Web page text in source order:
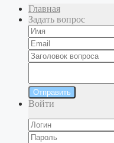
Главная
Задать вопрос
Отправить
Войти